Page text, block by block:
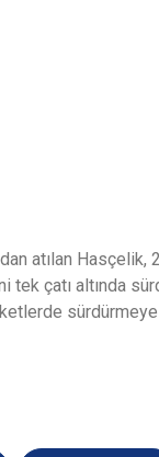
atılan Hasçelik,
çatı altında
sürdürmeye